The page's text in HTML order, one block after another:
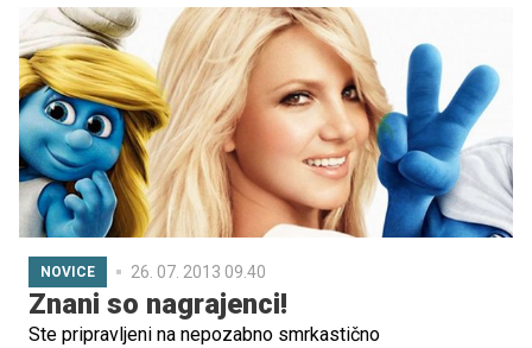
NOVICE 26. 07. 2013 09.40
Znani so nagrajenci!
Ste pripravljeni na nepozabno smrkastično